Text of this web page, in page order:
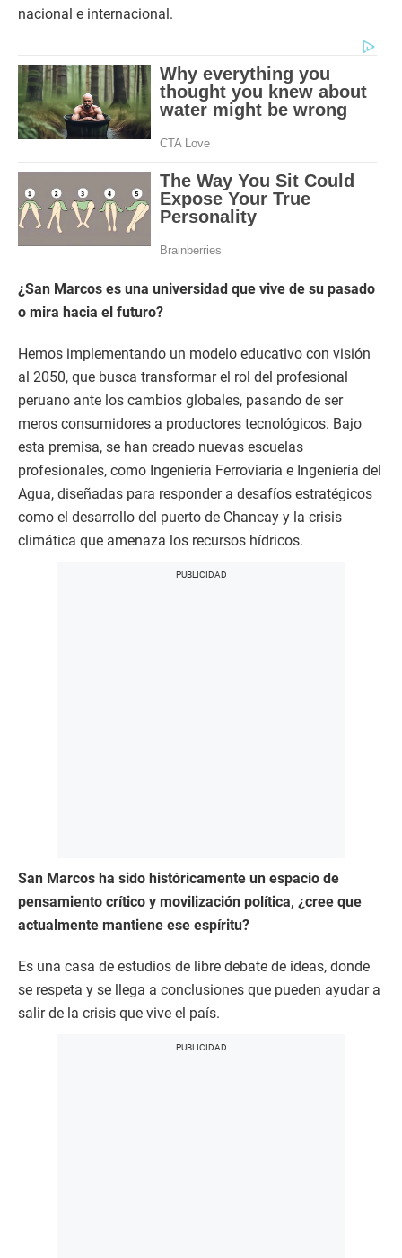
nacional e internacional.
¿San Marcos es una universidad que vive de su pasado
o mira hacia el futuro?
Hemos implementando un modelo educativo con visión
al 2050, que busca transformar el rol del profesional
peruano ante los cambios globales, pasando de ser
meros consumidores a productores tecnológicos. Bajo
esta premisa, se han creado nuevas escuelas
profesionales, como Ingeniería Ferroviaria e Ingeniería del
Agua, diseñadas para responder a desafíos estratégicos
como el desarrollo del puerto de Chancay y la crisis
climática que amenaza los recursos hídricos.
San Marcos ha sido históricamente un espacio de
pensamiento crítico y movilización política, ¿cree que
actualmente mantiene ese espíritu?
Es una casa de estudios de libre debate de ideas, donde
se respeta y se llega a conclusiones que pueden ayudar a
salir de la crisis que vive el país.